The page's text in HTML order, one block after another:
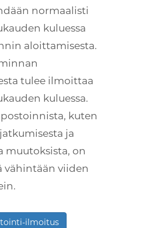
normaalisti
kuluessa
aloittamisesta.
tulee ilmoittaa
kuluessa.
kuten
ja
muutoksista, on
vähintään viiden
ilmoitus